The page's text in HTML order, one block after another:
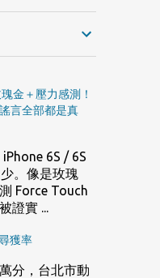
金＋壓力感測！
言全部都是真
6S / 6S
。像是玫瑰
Force Touch
證實 ...
獲率
分，台北市動